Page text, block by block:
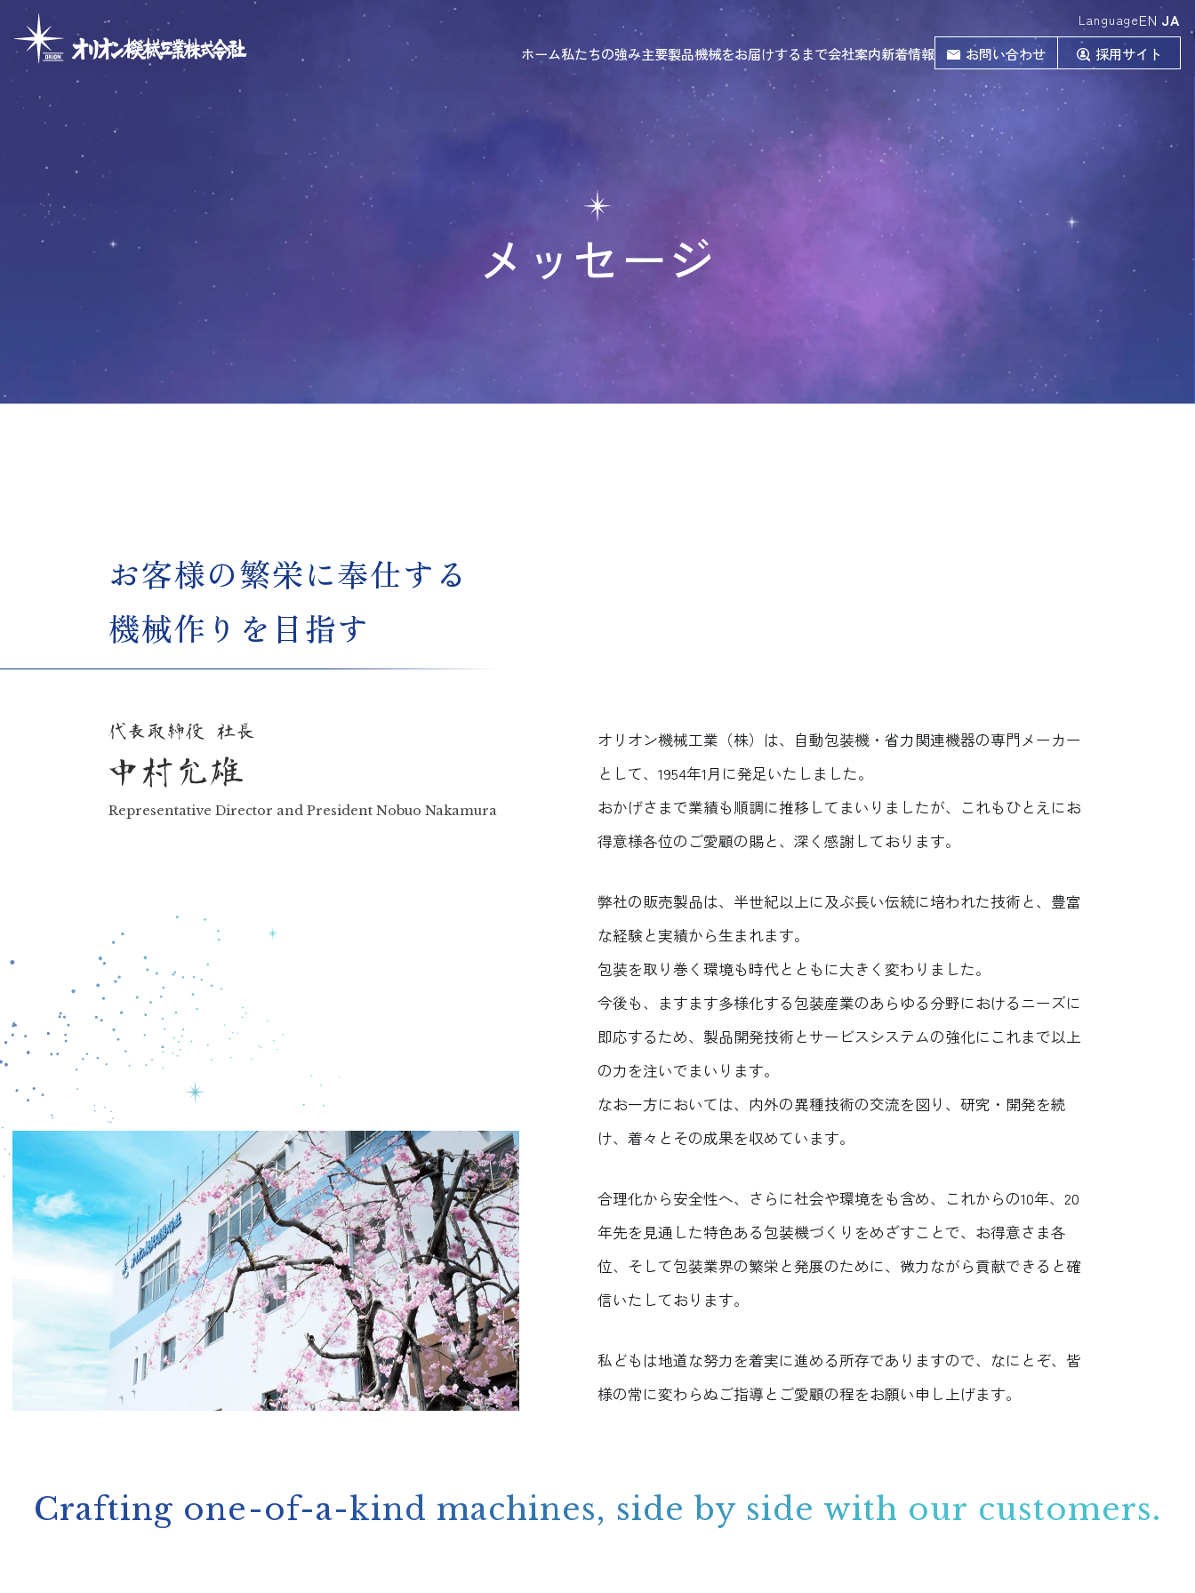
LanguageEN JA
ホーム私たちの強み主要製品機械をお届けするまで会社案内新着情報 お問い合わせ 採用サイト
メッセージ
お客様の繁栄に奉仕する
機械作りを目指す
Representative Director and President Nobuo Nakamura
オリオン機械工業（株）は、自動包装機・省力関連機器の専門メーカー
として、1954年1月に発足いたしました。
おかげさまで業績も順調に推移してまいりましたが、これもひとえにお
得意様各位のご愛顧の賜と、深く感謝しております。
弊社の販売製品は、半世紀以上に及ぶ長い伝統に培われた技術と、豊富
な経験と実績から生まれます。
包装を取り巻く環境も時代とともに大きく変わりました。
今後も、ますます多様化する包装産業のあらゆる分野におけるニーズに
即応するため、製品開発技術とサービスシステムの強化にこれまで以上
の力を注いでまいります。
なお一方においては、内外の異種技術の交流を図り、研究・開発を続
け、着々とその成果を収めています。
合理化から安全性へ、さらに社会や環境をも含め、これからの10年、20
年先を見通した特色ある包装機づくりをめざすことで、お得意さま各
位、そして包装業界の繁栄と発展のために、微力ながら貢献できると確
信いたしております。
私どもは地道な努力を着実に進める所存でありますので、なにとぞ、皆
様の常に変わらぬご指導とご愛顧の程をお願い申し上げます。
Crafting one-of-a-kind machines, side by side with our customers.